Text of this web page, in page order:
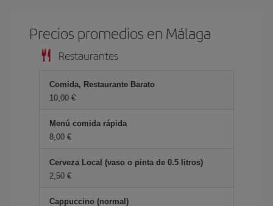
Precios promedios en Málaga
Restaurantes
Comida, Restaurante Barato
10,00 €
Menú comida rápida
8,00 €
Cerveza Local (vaso o pinta de 0.5 litros)
2,50 €
Cappuccino (normal)